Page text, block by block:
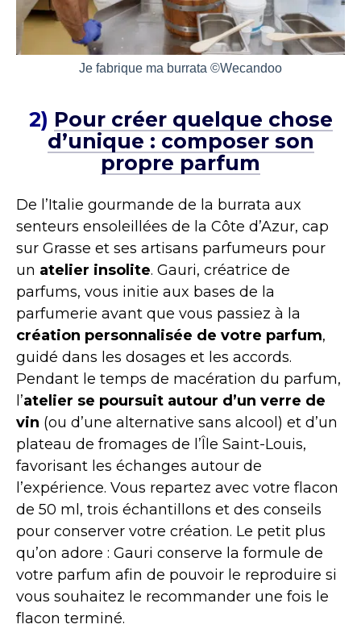
Je fabrique ma burrata ©Wecandoo
2) Pour créer quelque chose
d’unique : composer son
propre parfum
De l’Italie gourmande de la burrata aux
senteurs ensoleillées de la Côte d’Azur, cap
sur Grasse et ses artisans parfumeurs pour
un atelier insolite. Gauri, créatrice de
parfums, vous initie aux bases de la
parfumerie avant que vous passiez à la
création personnalisée de votre parfum,
guidé dans les dosages et les accords.
Pendant le temps de macération du parfum,
l’atelier se poursuit autour d’un verre de
vin (ou d’une alternative sans alcool) et d’un
plateau de fromages de l’Île Saint-Louis,
favorisant les échanges autour de
l’expérience. Vous repartez avec votre flacon
de 50 ml, trois échantillons et des conseils
pour conserver votre création. Le petit plus
qu’on adore : Gauri conserve la formule de
votre parfum afin de pouvoir le reproduire si
vous souhaitez le recommander une fois le
flacon terminé.